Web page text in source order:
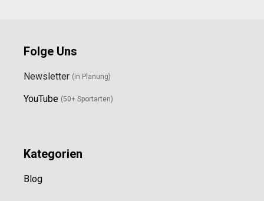
Folge Uns
Newsletter (in Planung)
YouTube (50+ Sportarten)
Kategorien
Blog